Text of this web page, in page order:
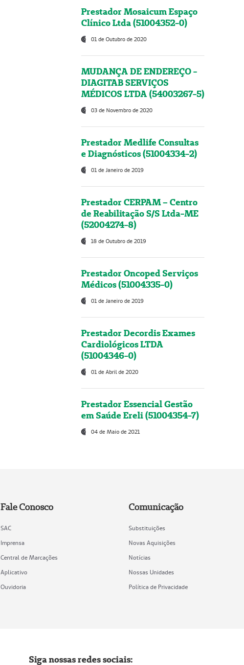
Prestador Mosaicum Espaço
Clínico Ltda (51004352-0)
01 de Outubro de 2020
MUDANÇA DE ENDEREÇO -
DIAGITAB SERVIÇOS
MÉDICOS LTDA (54003267-5)
03 de Novembro de 2020
Prestador Medlife Consultas
e Diagnósticos (51004334-2)
01 de Janeiro de 2019
Prestador CERPAM – Centro
de Reabilitação S/S Ltda-ME
(52004274-8)
18 de Outubro de 2019
Prestador Oncoped Serviços
Médicos (51004335-0)
01 de Janeiro de 2019
Prestador Decordis Exames
Cardiológicos LTDA
(51004346-0)
01 de Abril de 2020
Prestador Essencial Gestão
em Saúde Ereli (51004354-7)
04 de Maio de 2021
Fale Conosco
SAC
Imprensa
Central de Marcações
Aplicativo
Ouvidoria
Comunicação
Substituições
Novas Aquisições
Notícias
Nossas Unidades
Política de Privacidade
Siga nossas redes sociais: